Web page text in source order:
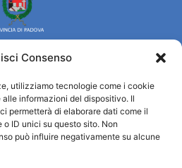
Consenso
utilizziamo tecnologie come i cookie
informazioni del dispositivo. Il
permetterà di elaborare dati come il
ID unici su questo sito. Non
può influire negativamente su alcune
IAT